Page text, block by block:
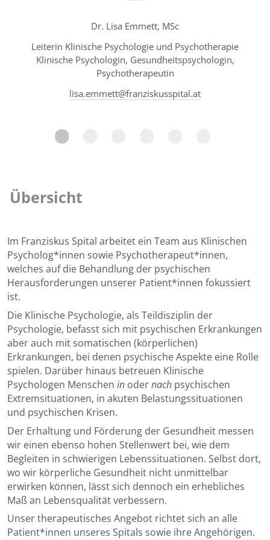
Dr. Lisa Emmett, MSc
Leiterin Klinische Psychologie und Psychotherapie
Klinische Psychologin, Gesundheitspsychologin,
Psychotherapeutin
lisa.emmett@franziskusspital.at
Übersicht
Im Franziskus Spital arbeitet ein Team aus Klinischen
Psycholog*innen sowie Psychotherapeut*innen,
welches auf die Behandlung der psychischen
Herausforderungen unserer Patient*innen fokussiert
ist.
Die Klinische Psychologie, als Teildisziplin der
Psychologie, befasst sich mit psychischen Erkrankungen
aber auch mit somatischen (körperlichen)
Erkrankungen, bei denen psychische Aspekte eine Rolle
spielen. Darüber hinaus betreuen Klinische
Psychologen Menschen in odernach psychischen
Extremsituationen, in akuten Belastungssituationen
und psychischen Krisen.
Der Erhaltung und Förderung der Gesundheit messen
wir einen ebenso hohen Stellenwert bei, wie dem
Begleiten in schwierigen Lebenssituationen. Selbst dort,
wo wir körperliche Gesundheit nicht unmittelbar
erwirken können, lässt sich dennoch ein erhebliches
Maß an Lebensqualität verbessern.
Unser therapeutisches Angebot richtet sich an alle
Patient*innen unseres Spitals sowie ihre Angehörigen.